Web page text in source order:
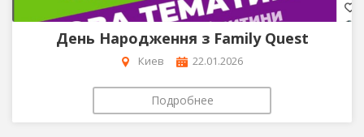
День Народження з Family Quest
Киев 22.01.2026
Подробнее